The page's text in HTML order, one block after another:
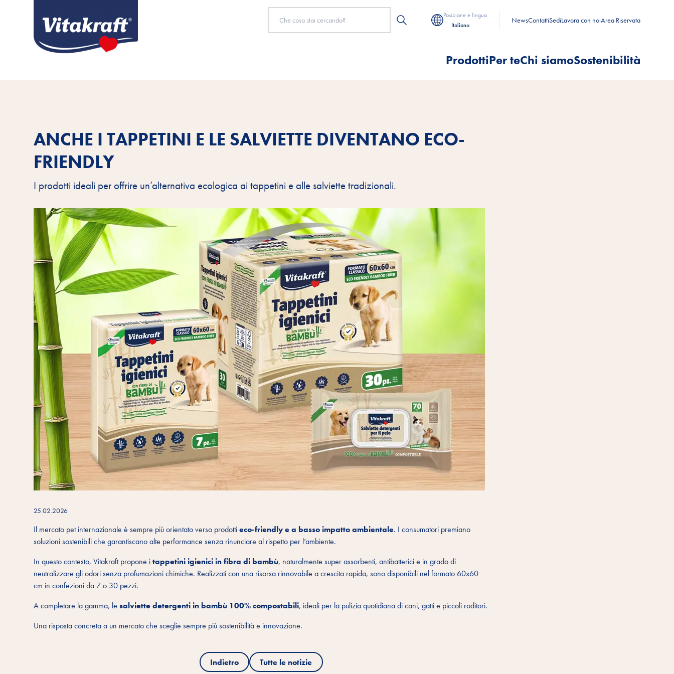
Posizione e lingua
Italiano
NewsContattiSediLavora con noiArea Riservata
ProdottiPer teChi siamoSostenibilità
ANCHE I TAPPETINI E LE SALVIETTE DIVENTANO ECO-
FRIENDLY
I prodotti ideali per offrire un’alternativa ecologica ai tappetini e alle salviette tradizionali.
25.02.2026
Il mercato pet internazionale è sempre più orientato verso prodottieco-friendly e a basso impatto ambientale. I consumatori premiano
soluzioni sostenibili che garantiscano alte performance senza rinunciare al rispetto per l’ambiente.
In questo contesto, Vitakraft propone itappetini igienici in fibra di bambù, naturalmente super assorbenti, antibatterici e in grado di
neutralizzare gli odori senza profumazioni chimiche. Realizzati con una risorsa rinnovabile a crescita rapida, sono disponibili nel formato 60x60
cm in confezioni da 7 o 30 pezzi.
A completare la gamma, lesalviette detergenti in bambù 100% compostabili, ideali per la pulizia quotidiana di cani, gatti e piccoli roditori.
Una risposta concreta a un mercato che sceglie sempre più sostenibilità e innovazione.
Indietro Tutte le notizie